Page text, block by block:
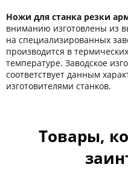
Ножи для станка резки
вниманию изготовлены из
на специализированных
производится в
температуре. Заводское
соответствует данным
изготовителями станков.
Товары,